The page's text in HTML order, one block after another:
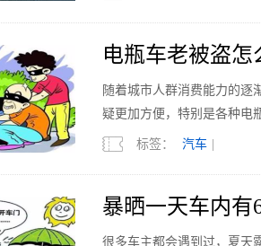
电瓶车老被盗
随着城市人群消费能力的逐
疑更加方便，特别是各种电
标签： 汽车
暴晒一天车内
很多车主都会遇到过，夏天